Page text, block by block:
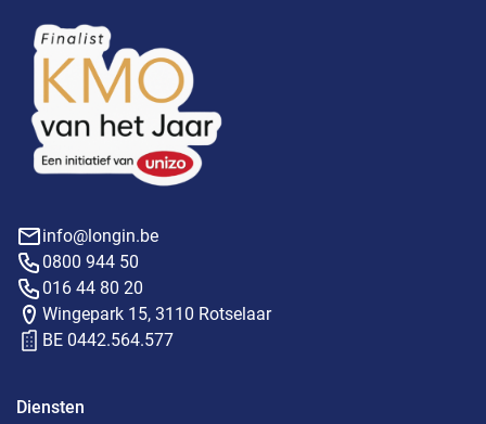
info@longin.be
0800 944 50
016 44 80 20
Wingepark 15, 3110 Rotselaar
BE 0442.564.577
Diensten